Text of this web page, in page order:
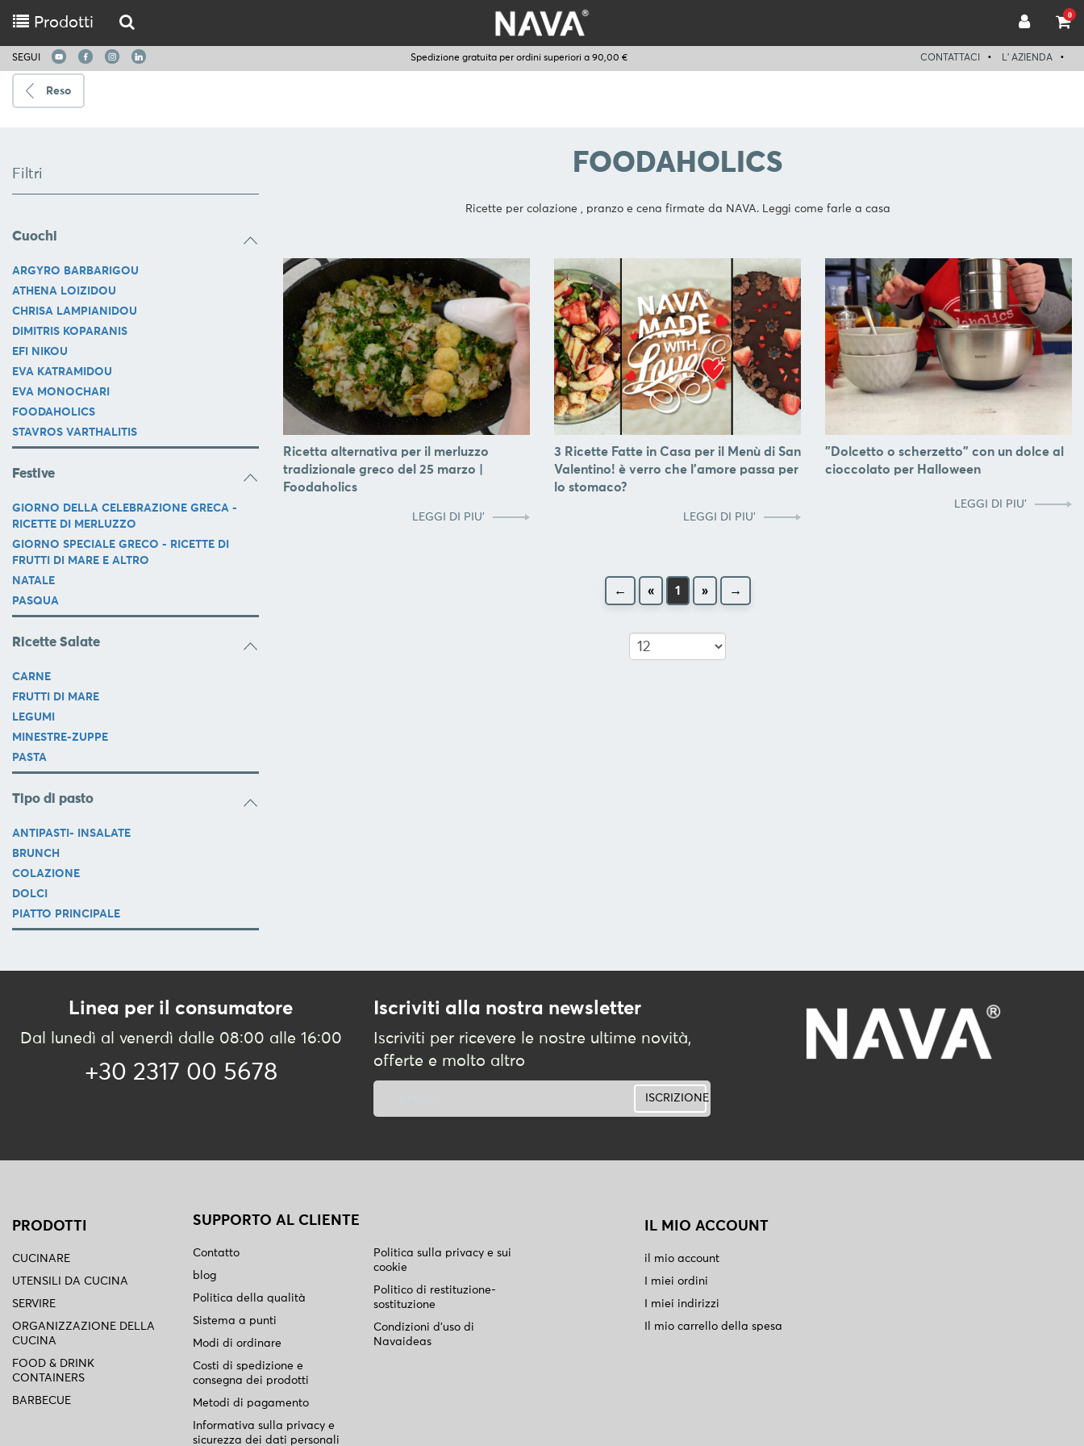
Spedire
CUCINARE
UTENSILI
CUCINA
SERVIRE
DELLA
CUCINA
FOOD
CONTAINERS
BARBECUE
FOR
CHILDREN
RICETTE
Prodotti 0
SEGUI Spedizione gratuita per ordini superiori a 90,00 € CONTATTACI L' AZIENDA
Reso
Filtri
Cuochi
ARGYRO BARBARIGOU
ATHENA LOIZIDOU
CHRISA LAMPIANIDOU
DIMITRIS KOPARANIS
EFI NIKOU
EVA KATRAMIDOU
EVA MONOCHARI
FOODAHOLICS
STAVROS VARTHALITIS
Festive
GIORNO DELLA CELEBRAZIONE GRECA -
RICETTE DI MERLUZZO
GIORNO SPECIALE GRECO - RICETTE DI
FRUTTI DI MARE E ALTRO
NATALE
PASQUA
Ricette Salate
CARNE
FRUTTI DI MARE
LEGUMI
MINESTRE-ZUPPE
PASTA
Tipo di pasto
ANTIPASTI- INSALATE
BRUNCH
COLAZIONE
DOLCI
PIATTO PRINCIPALE
FOODAHOLICS
Ricette per colazione , pranzo e cena firmate da NAVA. Leggi come farle a casa
Ricetta alternativa per il merluzzo
tradizionale greco del 25 marzo |
Foodaholics
LEGGI DI PIU'
3 Ricette Fatte in Casa per il Menù di San
Valentino! è verro che l'amore passa per
lo stomaco?
LEGGI DI PIU'
"Dolcetto o scherzetto" con un dolce al
cioccolato per Halloween
LEGGI DI PIU'
← « 1 » →
Linea per il consumatore
Dal lunedì al venerdì dalle 08:00 alle 16:00
+30 2317 00 5678
Iscriviti alla nostra newsletter
Iscriviti per ricevere le nostre ultime novità,
offerte e molto altro
ISCRIZIONE
PRODOTTI
CUCINARE
UTENSILI DA CUCINA
SERVIRE
ORGANIZZAZIONE DELLA
CUCINA
FOOD & DRINK
CONTAINERS
BARBECUE
SUPPORTO AL CLIENTE
Contatto
blog
Politica della qualità
Sistema a punti
Modi di ordinare
Costi di spedizione e
consegna dei prodotti
Metodi di pagamento
Informativa sulla privacy e
sicurezza dei dati personali
Politica sulla privacy e sui
cookie
Politico di restituzione-
sostituzione
Condizioni d'uso di
Navaideas
IL MIO ACCOUNT
il mio account
I miei ordini
I miei indirizzi
Il mio carrello della spesa